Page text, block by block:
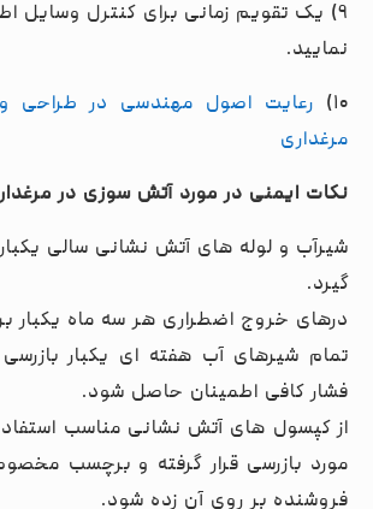
۹) یک تقویم زمانی برای کنترل وسایل
نمایید.
۱۰)
رعایت اصول مهندسی در طراحی
مرغداری
نکات ایمنی در مورد آتش سوزی در
شیرآب و لوله های آتش نشانی سالی یکبار
گیرد.
درهای خروج اضطراری هر سه ماه یکبار
تمام شیرهای آب هفته ای یکبار
فشار کافی اطمینان حاصل شود.
از کپسول های آتش نشانی مناسب
مورد بازرسی قرار گرفته و برچسب
فروشنده بر روی آن زده شود.